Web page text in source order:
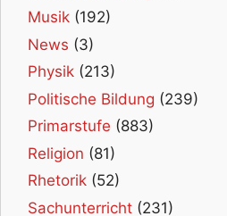
Musik (192)
News (3)
Physik (213)
Politische Bildung (239)
Primarstufe (883)
Religion (81)
Rhetorik (52)
Sachunterricht (231)